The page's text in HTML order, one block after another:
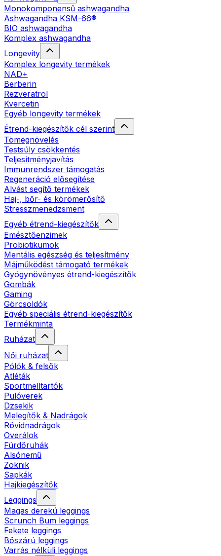
Monokomponensű ashwagandha
Ashwagandha KSM-66®
BIO ashwagandha
Komplex ashwagandha
Longevity
Komplex longevity termékek
NAD+
Berberin
Rezveratrol
Kvercetin
Egyéb longevity termékek
Étrend-kiegészítők cél szerint
Tömegnövelés
Testsúly csökkentés
Teljesítményjavítás
Immunrendszer támogatás
Regeneráció elősegítése
Alvást segítő termékek
Haj-, bőr- és körömerősítő
Stresszmenedzsment
Egyéb étrend-kiegészítők
Emésztőenzimek
Probiotikumok
Mentális egészség és teljesítmény
Májműködést támogató termékek
Gyógynövényes étrend-kiegészítők
Gombák
Gaming
Görcsoldók
Egyéb speciális étrend-kiegészítők
Termékminta
Ruházat
Női ruházat
Pólók & felsők
Atléták
Sportmelltartók
Pulóverek
Dzsekik
Melegítők & Nadrágok
Rövidnadrágok
Overálok
Fürdőruhák
Alsónemű
Zoknik
Sapkák
Hajkiegészítők
Leggings
Magas derekú leggings
Scrunch Bum leggings
Fekete leggings
Bőszárú leggings
Varrás nélküli leggings